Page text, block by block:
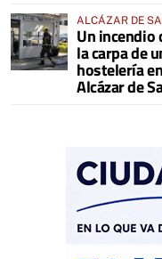
ALCÁZAR DE
Un incendio
la carpa de
hostelería
Alcázar de